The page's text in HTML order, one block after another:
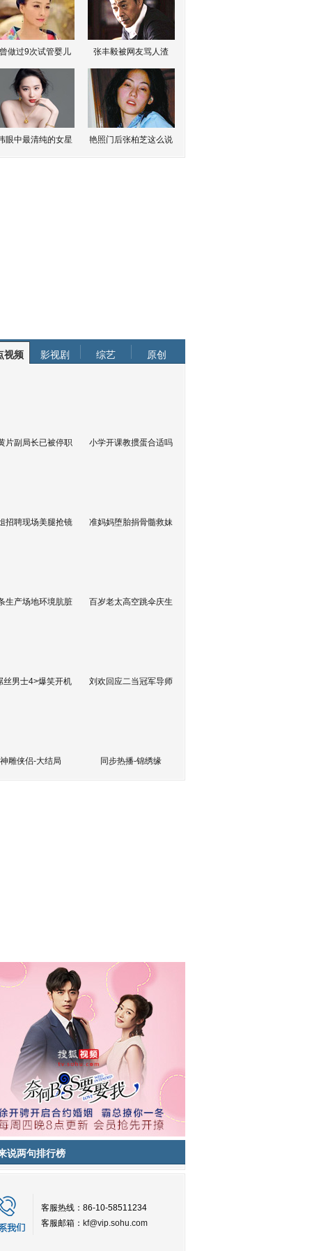
做过9次试管婴儿 张丰毅被网友骂人渣
眼中最清纯的女星 艳照门后张柏芝这么说
视频 影视剧 综艺 原创
片副局长已被停职 小学开课教掼蛋合适吗
招聘现场美腿抢镜 准妈妈堕胎捐骨髓救妹
生产场地环境肮脏 百岁老太高空跳伞庆生
丝男士4>爆笑开机 刘欢回应二当冠军导师
神雕侠侣-大结局 同步热播-锦绣缘
说两句排行榜
客服热线：86-10-58511234
客服邮箱： kf@vip.sohu.com